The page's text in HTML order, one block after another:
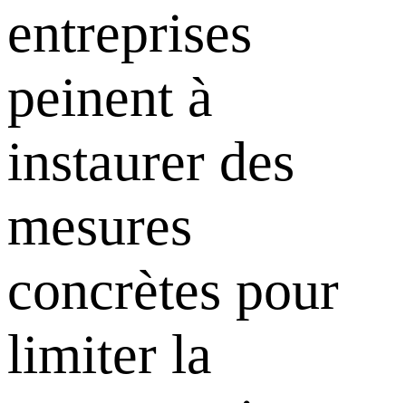
entreprises
peinent à
instaurer des
mesures
concrètes pour
limiter la